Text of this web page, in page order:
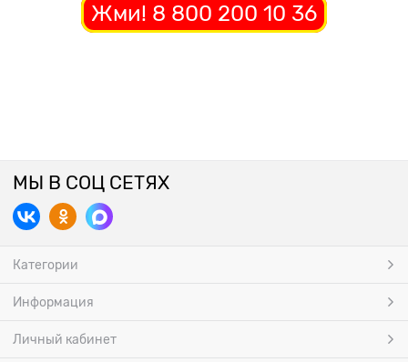
Жми! 8 800 200 10 36
МЫ В СОЦ СЕТЯХ
Категории
Информация
Личный кабинет